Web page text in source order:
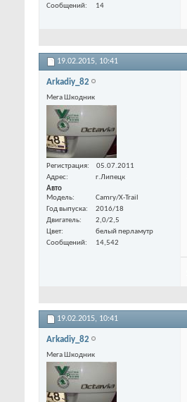
Сообщений
14
19.02.2015, 10:41
Arkadiy_82
Мега Шкодник
Регистрация
05.07.2011
Адрес
г.Липецк
Авто
Модель
Camry/X-Trail
Год выпуска
2016/18
Двигатель
2,0/2,5
Цвет
белый перламутр
Сообщений
14,542
19.02.2015, 10:41
Arkadiy_82
Мега Шкодник